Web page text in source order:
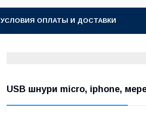
УСЛОВИЯ ОПЛАТЫ И ДОСТАВКИ
USB шнури micro, iphone,